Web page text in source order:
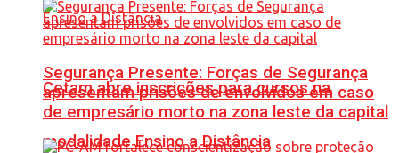
Cetam abre inscrições para cursos na
modalidade Ensino a Distância
Segurança Presente: Forças de Segurança
apresentam prisões de envolvidos em caso
de empresário morto na zona leste da capital